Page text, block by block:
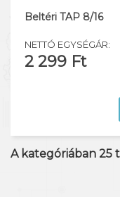
Beltéri TAP 8/16
NETTÓ EGYSÉGÁR:
2 299 Ft
A kategóriában 25